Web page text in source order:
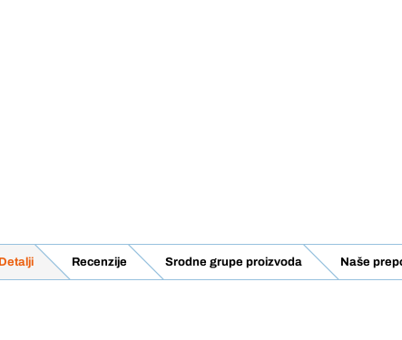
Detalji Recenzije Srodne grupe proizvoda Naše